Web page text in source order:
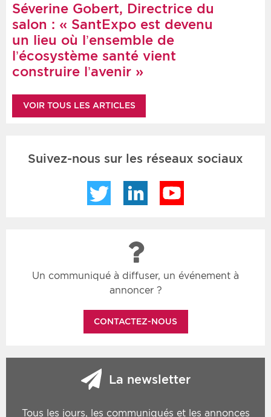
Séverine Gobert, Directrice du
salon : « SantExpo est devenu
un lieu où l’ensemble de
l’écosystème santé vient
construire l’avenir »
VOIR TOUS LES ARTICLES
Suivez-nous sur les réseaux sociaux
Twitter LinkedIn
Un communiqué à diffuser, un événement à
annoncer ?
CONTACTEZ-NOUS
La newsletter
Tous les jours, les communiqués et les annonces